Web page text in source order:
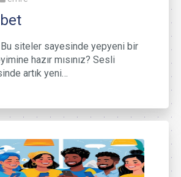
siteler sayesinde yepyeni bir
hazır mısınız? Sesli
artık yeni…